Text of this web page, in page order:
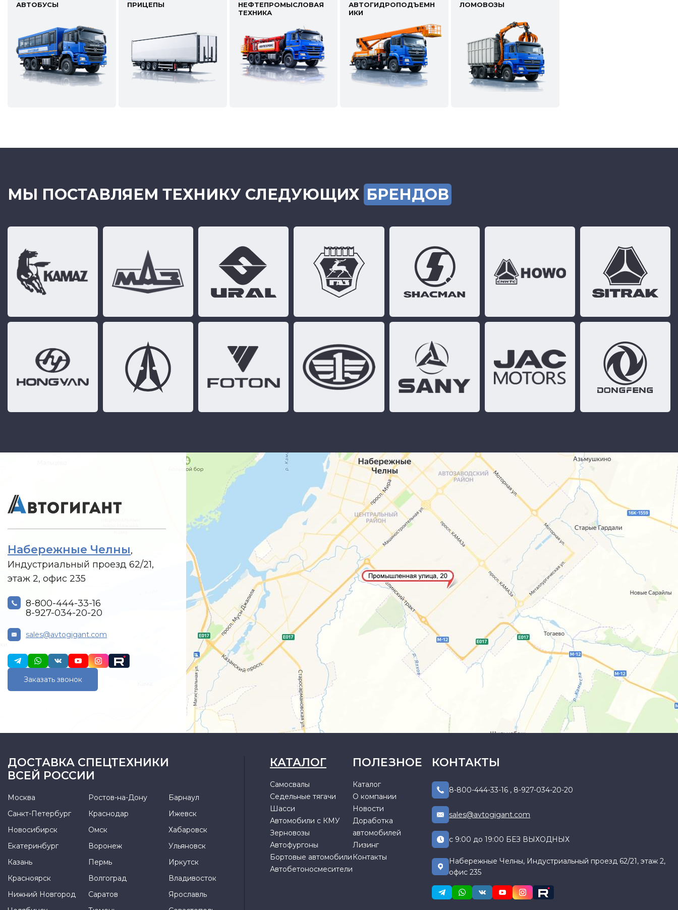
АВТОБУСЫ ПРИЦЕПЫ
НЕФТЕПРОМЫСЛОВАЯ
ТЕХНИКА
АВТОГИДРОПОДЪЕМН
ИКИ
ЛОМОВОЗЫ
МЫ ПОСТАВЛЯЕМ ТЕХНИКУ СЛЕДУЮЩИХ БРЕНДОВ
Набережные Челны,
Индустриальный проезд 62/21,
этаж 2, офис 235
8-800-444-33-16
8-927-034-20-20
sales@avtogigant.com
Заказать звонок
ДОСТАВКА СПЕЦТЕХНИКИ
ВСЕЙ РОССИИ
Москва Ростов-на-Дону
Барнаул
Санкт-Петербург
Краснодар
Ижевск
Новосибирск
Омск
Хабаровск
Екатеринбург
Воронеж
Ульяновск
Казань
Пермь
Иркутск
Красноярск
Волгоград
Владивосток
Нижний Новгород
Саратов
Ярославль
КАТАЛОГ
Самосвалы
Седельные тягачи
Шасси
Автомобили с КМУ
Зерновозы
Автофургоны
Бортовые автомобили
Автобетоносмесители
ПОЛЕЗНОЕ
Каталог
О компании
Новости
Доработка
автомобилей
Лизинг
Контакты
КОНТАКТЫ
8-800-444-33-16 , 8-927-034-20-20
sales@avtogigant.com
с 9:00 до 19:00 БЕЗ ВЫХОДНЫХ
Набережные Челны, Индустриальный проезд 62/21, этаж 2,
офис 235